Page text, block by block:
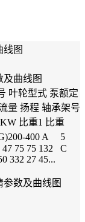
线图
曲线图
叶轮型式 泵额定
量 扬程 轴承架号
比重1 比重
400 A 5
75 75 132 C
332 27 45...
数及曲线图